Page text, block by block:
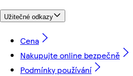
Užitečné odkazy
Cena
Nakupujte online bezpečně
Podmínky používání